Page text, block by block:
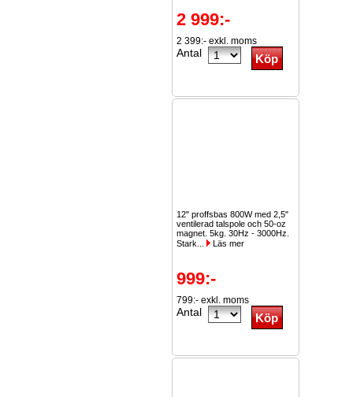
2 999:-
2 399:- exkl. moms
Antal
12" proffsbas 800W med 2,5"
ventilerad talspole och 50-oz
magnet. 5kg. 30Hz - 3000Hz.
Stark...
Läs mer
999:-
799:- exkl. moms
Antal